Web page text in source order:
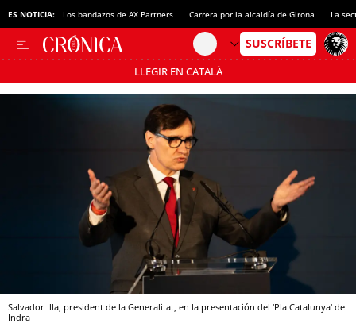
ES NOTICIA: Los bandazos de AX Partners Carrera por la alcaldía de Girona La
LLEGIR EN CATALÀ
Pásate al MODO AHORRO
Salvador Illa, president de la Generalitat, en la presentación del 'Pla Catalunya' de
Indra